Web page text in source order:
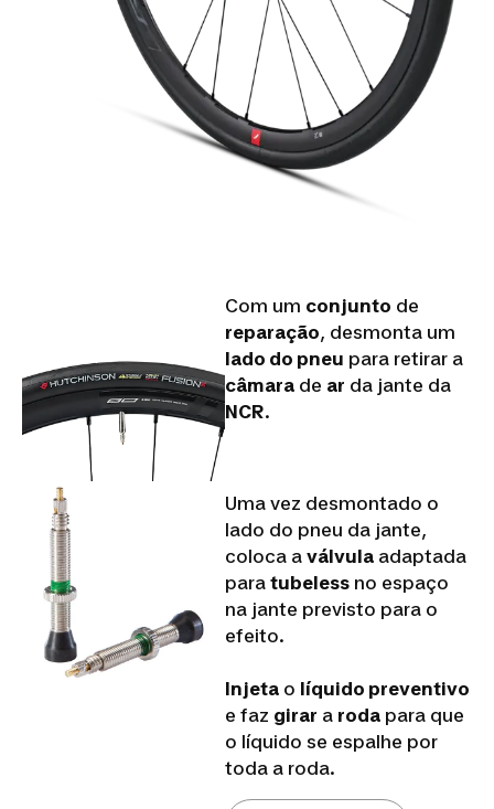
Com um conjunto de
reparação, desmonta um
lado do pneu para retirar a
câmarade ar da jante da
NCR.
Uma vez desmontado o
lado do pneu da jante,
coloca a válvulaadaptada
para tubelessno espaço
na jante previsto para o
efeito.
Injetao líquido preventivo
e faz girar a rodapara que
o líquido se espalhe por
toda a roda.